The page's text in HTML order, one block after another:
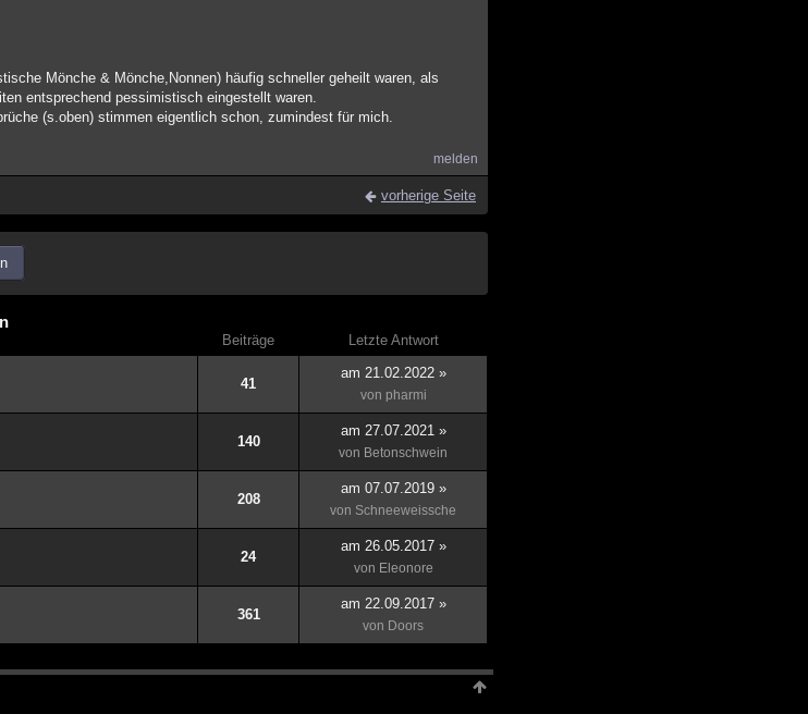
Mönche & Mönche,Nonnen) häufig schneller geheilt waren, als
entsprechend pessimistisch eingestellt waren.
(s.oben) stimmen eigentlich schon, zumindest für mich.
melden
vorherige Seite
Beiträge
Letzte Antwort
41
am 21.02.2022 »
von pharmi
140
am 27.07.2021 »
von Betonschwein
208
am 07.07.2019 »
von Schneeweissche
24
am 26.05.2017 »
von Eleonore
361
am 22.09.2017 »
von Doors